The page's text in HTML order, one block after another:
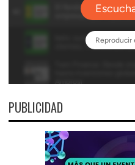
PUBLICIDAD